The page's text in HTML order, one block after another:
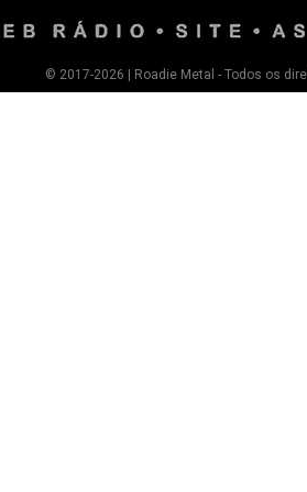
© 2017-2026 | Roadie Metal - Todos os